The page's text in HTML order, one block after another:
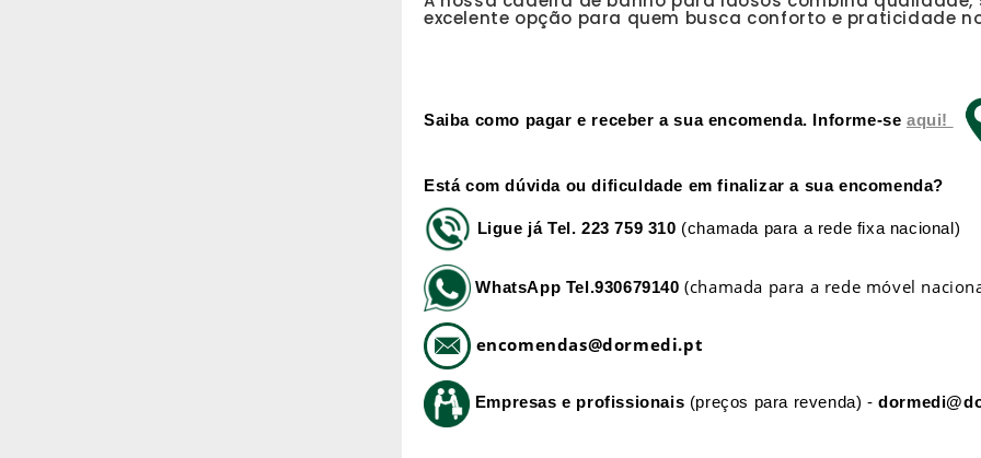
excelente opção para quem busca conforto e praticidade
Saiba como pagar e receber a sua encomenda. Informe-seaqui!
Está com dúvida ou dificuldade em finalizar a sua encomenda?
Ligue já Tel. 223 759 310 (chamada para a rede fixa nacional)
WhatsApp Tel.930679140 (chamada para a rede móvel
encomendas@dormedi.pt
Empresas e profissionais (preços para revenda) -